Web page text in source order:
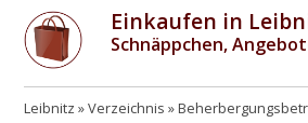
Einkaufen in
Schnäppchen,
Leibnitz Verzeichnis